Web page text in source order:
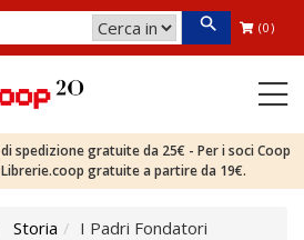
(0)
spedizione gratuite da 25€ - Per i soci Coop
gratuite a partire da 19€.
Storia I Padri Fondatori